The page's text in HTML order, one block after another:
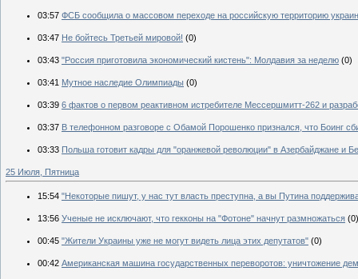
03:57 ФСБ сообщила о массовом переходе на российскую территорию
03:47 Не бойтесь Третьей мировой! (0)
03:43 "Россия приготовила экономический кистень": Молдавия за неделю (0)
03:41 Мутное наследие Олимпиады (0)
03:39 6 фактов о первом реактивном истребителе Mессершмитт-262 и
03:37 В телефонном разговоре с Обамой Порошенко признался, что Боинг
03:33 Польша готовит кадры для "оранжевой революции" в Азербайджане и
25 Июля, Пятница
15:54 "Некоторые пишут, у нас тут власть преступна, а вы Путина
13:56 Ученые не исключают, что гекконы на "Фотоне" начнут размножаться (0)
00:45 "Жители Украины уже не могут видеть лица этих депутатов" (0)
00:42 Американская машина государственных переворотов: уничтожение